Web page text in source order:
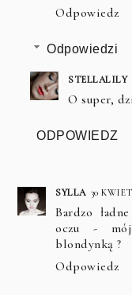
Odpowiedz
Odpowiedzi
STELLALILY
O super,
ODPOWIEDZ
SYLLA 30
Bardzo
oczu - mój
blondynką ?
Odpowiedz